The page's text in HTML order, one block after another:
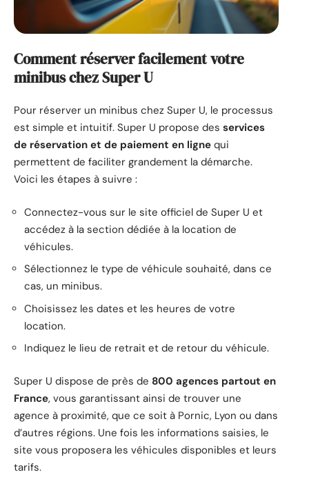
Comment réserver facilement votre
minibus chez Super U
Pour réserver un minibus chez Super U, le processus
est simple et intuitif. Super U propose des services
de réservation et de paiement en ligne qui
permettent de faciliter grandement la démarche.
Voici les étapes à suivre :
Connectez-vous sur le site officiel de Super U et
accédez à la section dédiée à la location de
véhicules.
Sélectionnez le type de véhicule souhaité, dans ce
cas, un minibus.
Choisissez les dates et les heures de votre
location.
Indiquez le lieu de retrait et de retour du véhicule.
Super U dispose de près de 800 agences partout en
France, vous garantissant ainsi de trouver une
agence à proximité, que ce soit à Pornic, Lyon ou dans
d’autres régions. Une fois les informations saisies, le
site vous proposera les véhicules disponibles et leurs
tarifs.